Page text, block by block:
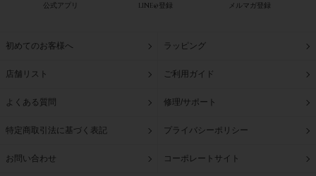
公式アプリ LINE@登録 メルマガ登録
初めてのお客様へ ラッピング
店舗リスト ご利用ガイド
よくある質問 修理/サポート
特定商取引法に基づく表記 プライバシーポリシー
お問い合わせ コーポレートサイト